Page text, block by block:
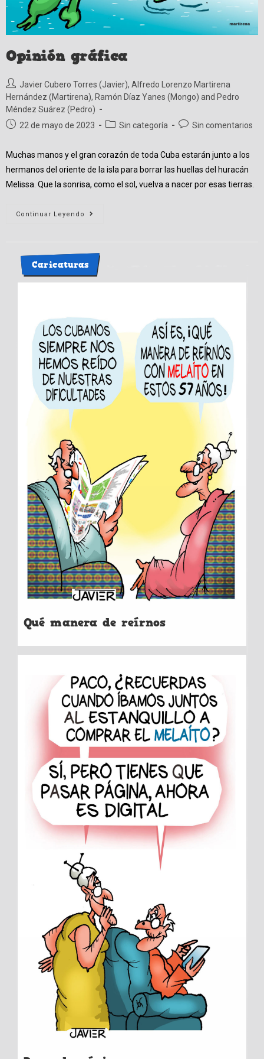
Opinión gráfica
Autor
de
la
entrada:
Javier Cubero Torres (Javier), Alfredo Lorenzo Martirena
Hernández (Martirena), Ramón Díaz Yanes (Mongo) and Pedro
Méndez Suárez (Pedro)
Publicación
22 de mayo de 2023
Categoría
Sin categoría
Comentarios
Sin comentarios
Muchas manos y el gran corazón de toda Cuba estarán junto a los
hermanos del oriente de la isla para borrar las huellas del huracán
Melissa. Que la sonrisa, como el sol, vuelva a nacer por esas tierras.
Continuar Leyendo
Opinión
Caricaturas
Qué manera de reírnos